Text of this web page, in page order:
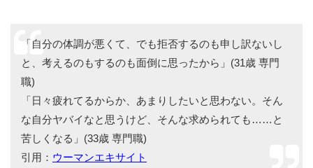
「自分の体調が悪くて、でも拒否するのも申し訳ないし
と、考えるのもするのも面倒に思ったから」(31歳 専門
職)
「日々疲れてるからか、あまりしたいと思わない。そん
な自分ヤバイなと思うけど、そんな求められても……と
苦しくなる」(33歳 専門職)
引用： ウーマンエキサイト